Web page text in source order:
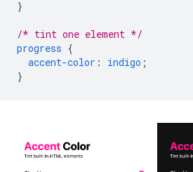
}
/* tint one element */
progress {
accent-color : indigo ;
}